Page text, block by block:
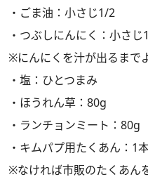
・ごま油：小さじ1/2
・つぶしにんにく：小さじ
※にんにくを汁が出るまで
・塩：ひとつまみ
・ほうれん草：80g
・ランチョンミート：80g
・キムパプ用たくあん：1
※なければ市販のたくあん